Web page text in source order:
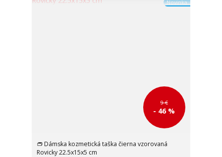
Novinka
9 €
- 46 %
👝 Dámska kozmetická taška čierna vzorovaná
Rovicky 22.5x15x5 cm